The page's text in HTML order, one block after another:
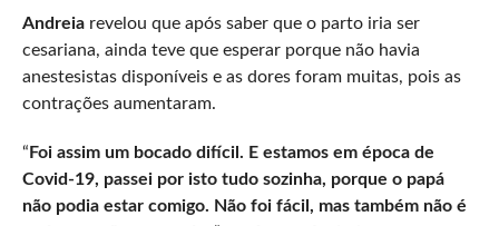
Andreiarevelou que após saber que o parto iria ser
cesariana, ainda teve que esperar porque não havia
anestesistas disponíveis e as dores foram muitas, pois as
contrações aumentaram.
“ Foi assim um bocado difícil. E estamos em época de
Covid-19, passei por isto tudo sozinha, porque o papá
não podia estar comigo. Não foi fácil, mas também não é